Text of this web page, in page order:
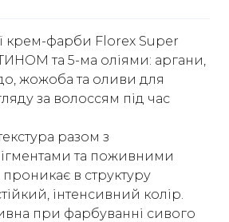
крем-фарби Florex Super
та 5-ма оліями: аргани,
жожоба та оливи для
за волоссям під час
разом з
та поживними
в структуру
інтенсивний колір.
при фарбуванні сивого